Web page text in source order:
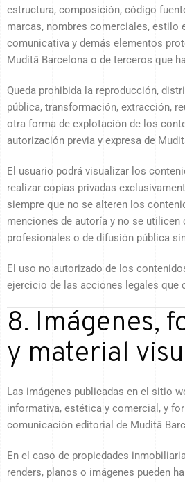
estructura, composición, código
marcas, nombres comerciales, estilo
comunicativa y demás elementos
Muditā Barcelona o de terceros que
Queda prohibida la reproducción,
pública, transformación, extracción,
otra forma de explotación de los
autorización previa y expresa de
El usuario podrá visualizar los
realizar copias privadas
siempre que no se alteren los
menciones de autoría y no se
profesionales o de difusión pública
El uso no autorizado de los
ejercicio de las acciones legales que
8. Imágenes,
y material
Las imágenes publicadas en el sitio
informativa, estética y comercial, y
comunicación editorial de Muditā
En el caso de propiedades
renders, planos o imágenes pueden